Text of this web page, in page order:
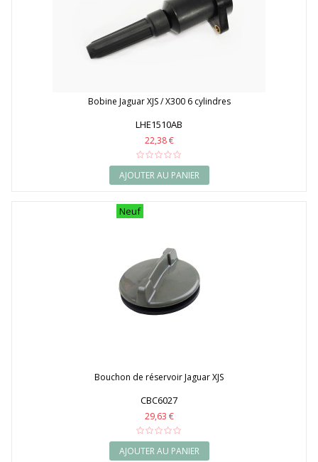
Bobine Jaguar XJS / X300 6 cylindres
LHE1510AB
22,38 €
AJOUTER AU PANIER
Neuf
Bouchon de réservoir Jaguar XJS
CBC6027
29,63 €
AJOUTER AU PANIER